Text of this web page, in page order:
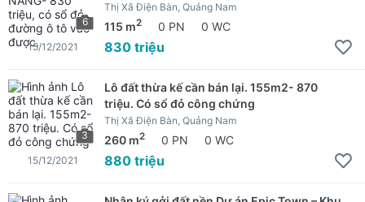
6
Thị Xã Điện Bàn, Quảng Nam
115 m2 0 PN 0 WC
830 triệu
15/12/2021
3
Lô đất thừa kế cần bán lại. 155m2- 870
triệu. Có sổ đỏ công chứng
Thị Xã Điện Bàn, Quảng Nam
260 m2 0 PN 0 WC
880 triệu
15/12/2021